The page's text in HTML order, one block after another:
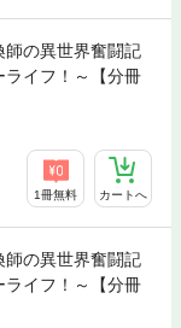
師の異世界奮闘記
ライフ！～【分冊
1冊無料 カートへ
師の異世界奮闘記
ライフ！～【分冊